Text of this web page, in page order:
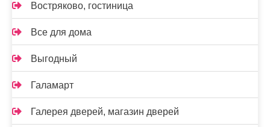
Востряково, гостиница
Все для дома
Выгодный
Галамарт
Галерея дверей, магазин дверей